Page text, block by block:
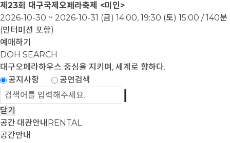
제23회 대구국제오페라축제 <미인>
2026-10-30 ~ 2026-10-31 (금) 14:00, 19:30 (토) 15:00 / 140분
(인터미션 포함)
예매하기
DOH SEARCH
대구오페라하우스 중심을 지키며, 세계로 향하다.
공지사항
공연검색
닫기
공간·대관안내 RENTAL
공간안내